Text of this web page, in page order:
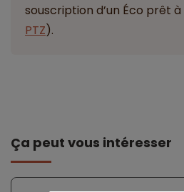
souscription d’un Éco prêt
PTZ).
Ça peut vous intéresser